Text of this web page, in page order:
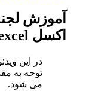
اکسل excel
در این
توجه به
می شود.